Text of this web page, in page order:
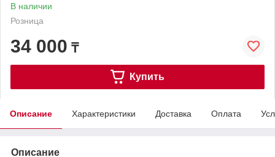
В наличии
Розница
34 000 ₸
Купить
Описание Характеристики Доставка Оплата
Описание